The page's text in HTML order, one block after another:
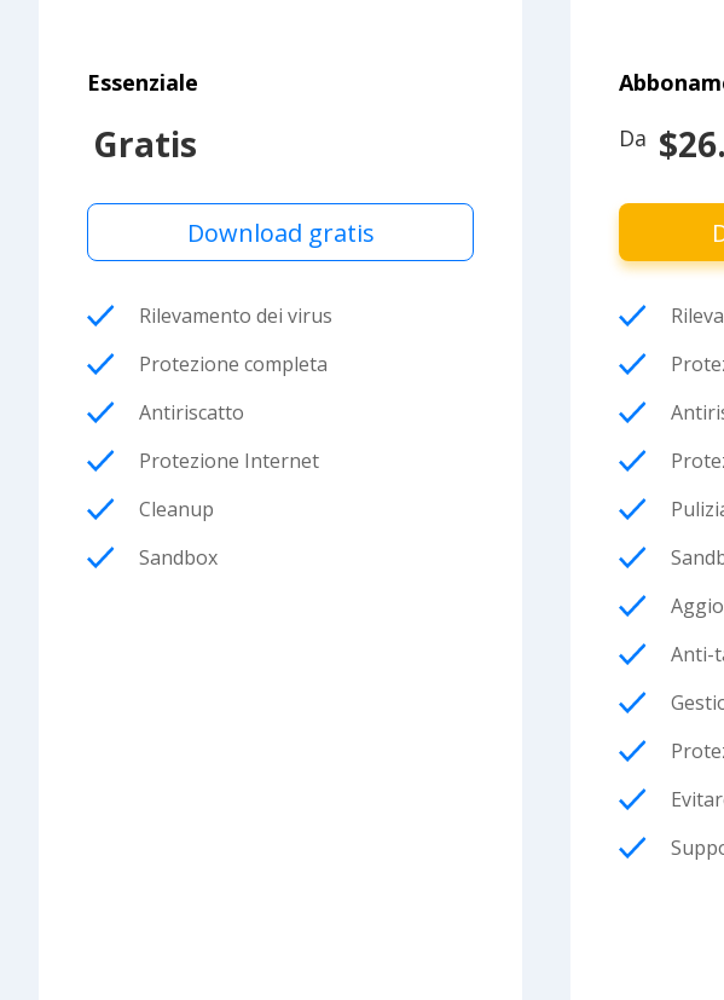
Essenziale
Gratis
Download gratis
Rilevamento dei virus
Protezione completa
Antiriscatto
Protezione Internet
Cleanup
Sandbox
Da
Anti-